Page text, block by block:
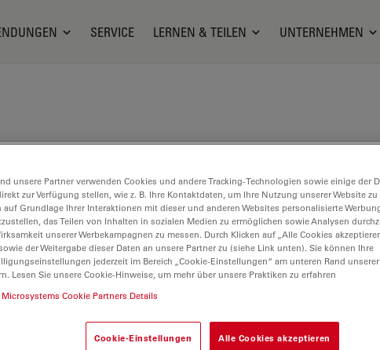
SERVICE LERNEN & TEILEN UNTERNEHMEN
marker: 500 nm - 600 nm
Rhodamine basierndes
unsere Partner verwenden Cookies und andere Tracking-Technologien sowie einige der
zur Verfügung stellen, wie z. B. Ihre Kontaktdaten, um Ihre Nutzung unserer Website zu
auf Grundlage Ihrer Interaktionen mit dieser und anderen Websites personalisierte
das Teilen von Inhalten in sozialen Medien zu ermöglichen sowie Analysen
unserer Werbekampagnen zu messen. Durch Klicken auf „Alle Cookies
der Weitergabe dieser Daten an unsere Partner zu (siehe Link unten). Sie können Ihre
jederzeit im Bereich „Cookie-Einstellungen“ am unteren Rand
Lesen Sie unsere Cookie-Hinweise, um mehr über unsere Praktiken zu erfahren
Microsystems Cookie Partners Details
Cookie-Einstellungen Alle Cookies akzeptieren